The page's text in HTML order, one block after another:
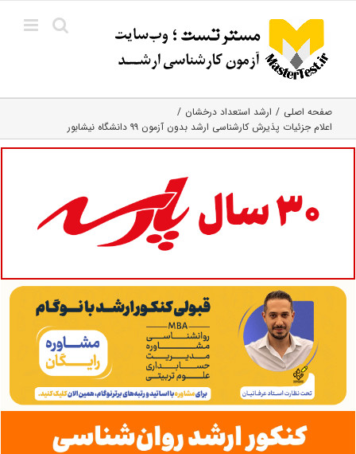
content
صفحه اصلی
ارشد استعداد درخشان
اعلام جزئیات پذیرش کارشناسی ارشد بدون آزمون ۹۹ دانشگاه نیشابور